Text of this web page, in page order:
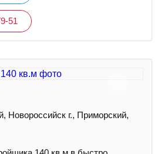
51
Новороссийск г., Приморский,